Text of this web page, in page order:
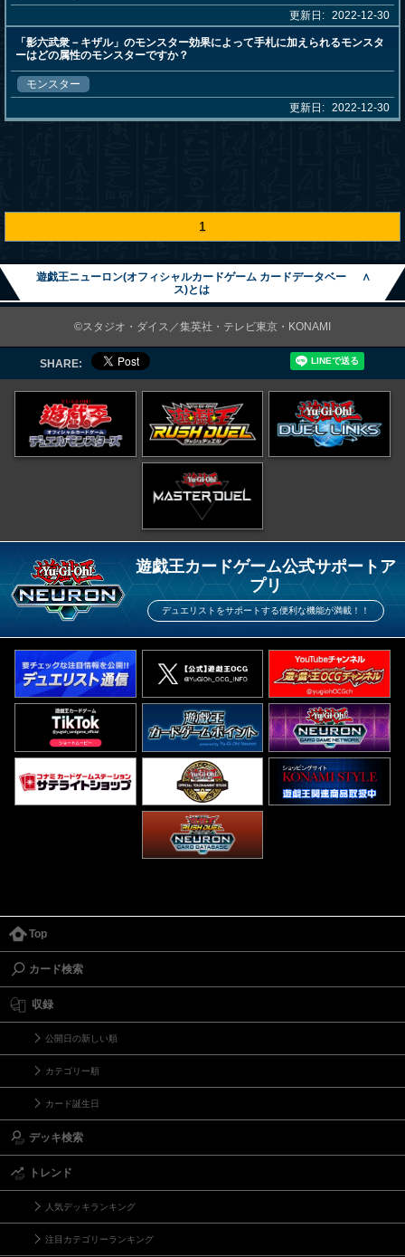
更新日: 2022-12-30
「影六武衆－キザル」のモンスター効果によって手札に加えられるモンスタ
ーはどの属性のモンスターですか？
モンスター
更新日: 2022-12-30
1
遊戯王ニューロン(オフィシャルカードゲーム カードデータベー
ス)とは
∧
©スタジオ・ダイス／集英社・テレビ東京・KONAMI
SHARE:
遊戯王カードゲーム公式サポートア
プリ
デュエリストをサポートする便利な機能が満載！！
Top
カード検索
収録
公開日の新しい順
カテゴリー順
カード誕生日
デッキ検索
トレンド
人気デッキランキング
注目カテゴリーランキング